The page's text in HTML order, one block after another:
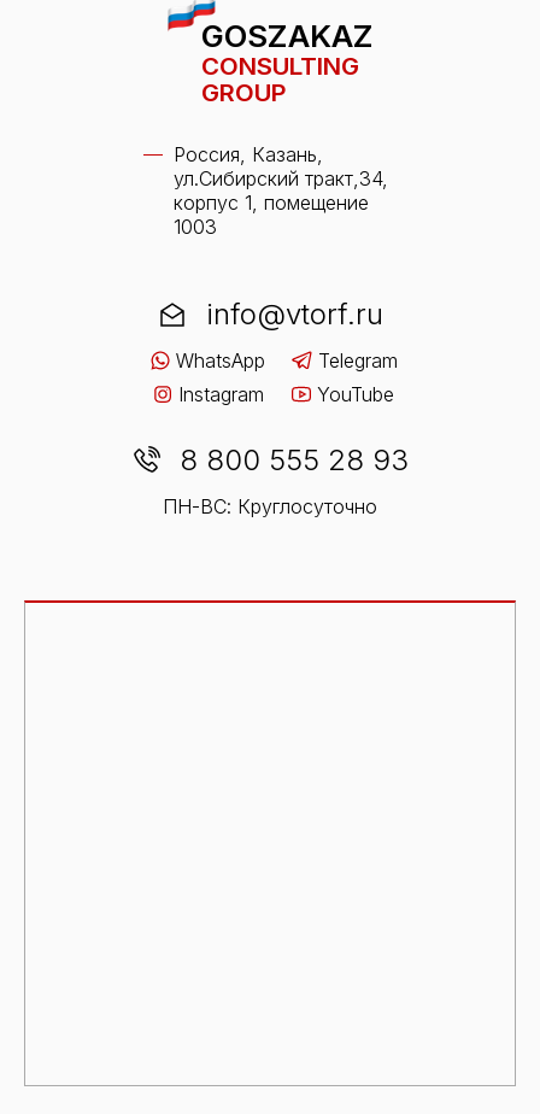
GOSZAKAZ
CONSULTING
GROUP
Россия, Казань,
ул.Сибирский тракт,34,
корпус 1, помещение
1003
info@vtorf.ru
WhatsApp
Telegram
Instagram
YouTube
8 800 555 28 93
ПН-ВС: Круглосуточно